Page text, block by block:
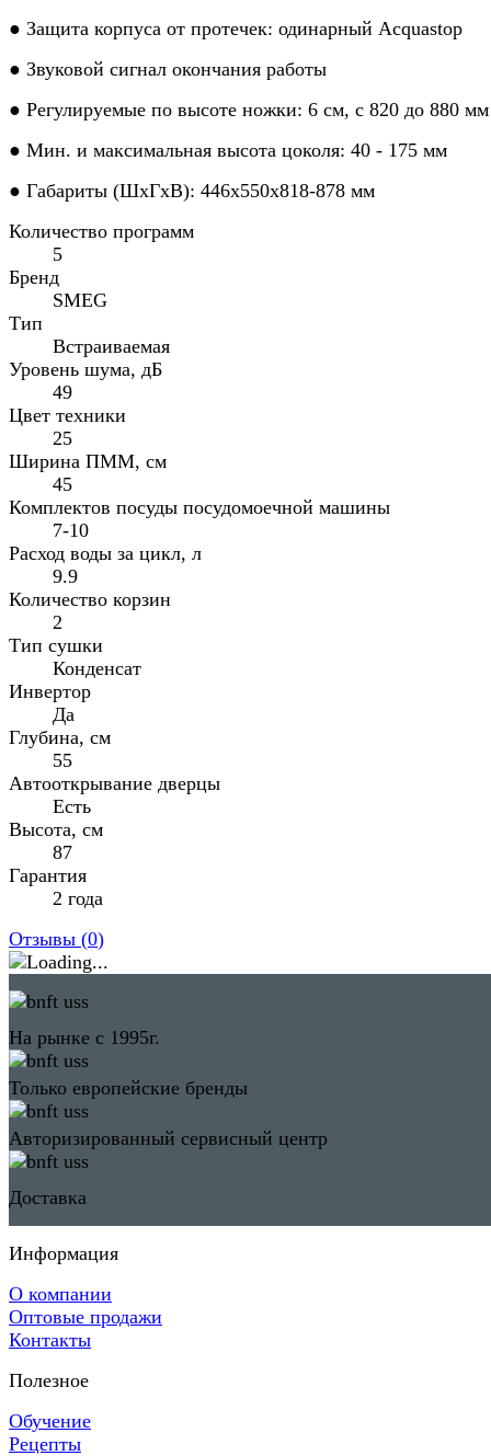
● Защита корпуса от протечек: одинарный Acquastop
● Звуковой сигнал окончания работы
● Регулируемые по высоте ножки: 6 см, с 820 до 880 мм
● Мин. и максимальная высота цоколя: 40 - 175 мм
● Габариты (ШхГхВ): 446x550х818-878 мм
Количество программ
5
Бренд
SMEG
Тип
Встраиваемая
Уровень шума, дБ
49
Цвет техники
25
Ширина ПММ, см
45
Комплектов посуды посудомоечной машины
7-10
Расход воды за цикл, л
9.9
Количество корзин
2
Тип сушки
Конденсат
Инвертор
Да
Глубина, см
55
Автооткрывание дверцы
Есть
Высота, см
87
Гарантия
2 года
Отзывы (0)
На рынке с 1995г.
Только европейские бренды
Авторизированный сервисный центр
Доставка
Информация
О компании
Оптовые продажи
Контакты
Полезное
Обучение
Рецепты